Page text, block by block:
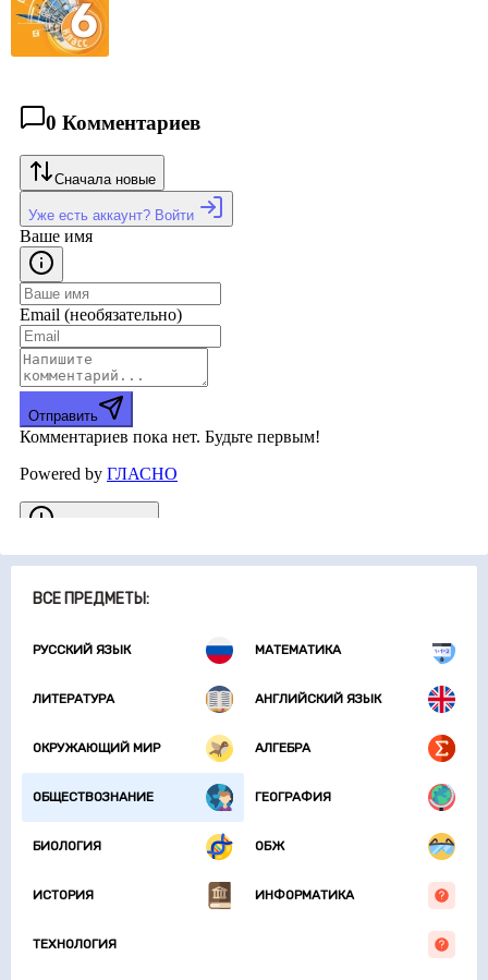
ВСЕ ПРЕДМЕТЫ:
РУССКИЙ ЯЗЫК МАТЕМАТИКА
ЛИТЕРАТУРА АНГЛИЙСКИЙ ЯЗЫК
ОКРУЖАЮЩИЙ МИР АЛГЕБРА
ОБЩЕСТВОЗНАНИЕ ГЕОГРАФИЯ
БИОЛОГИЯ ОБЖ
ИСТОРИЯ ИНФОРМАТИКА
ТЕХНОЛОГИЯ